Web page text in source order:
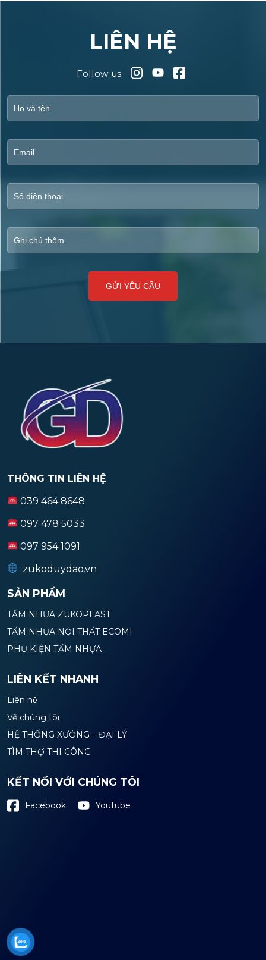
LIÊN HỆ
Follow us
THÔNG TIN LIÊN HỆ
039 464 8648
097 478 5033
097 954 1091
zukoduydao.vn
SẢN PHẨM
TẤM NHỰA ZUKOPLAST
TẤM NHỰA NỘI THẤT ECOMI
PHỤ KIỆN TẤM NHỰA
LIÊN KẾT NHANH
Liên hệ
Về chúng tôi
HỆ THỐNG XƯỞNG – ĐẠI LÝ
TÌM THỢ THI CÔNG
KẾT NỐI VỚI CHÚNG TÔI
Facebook Youtube